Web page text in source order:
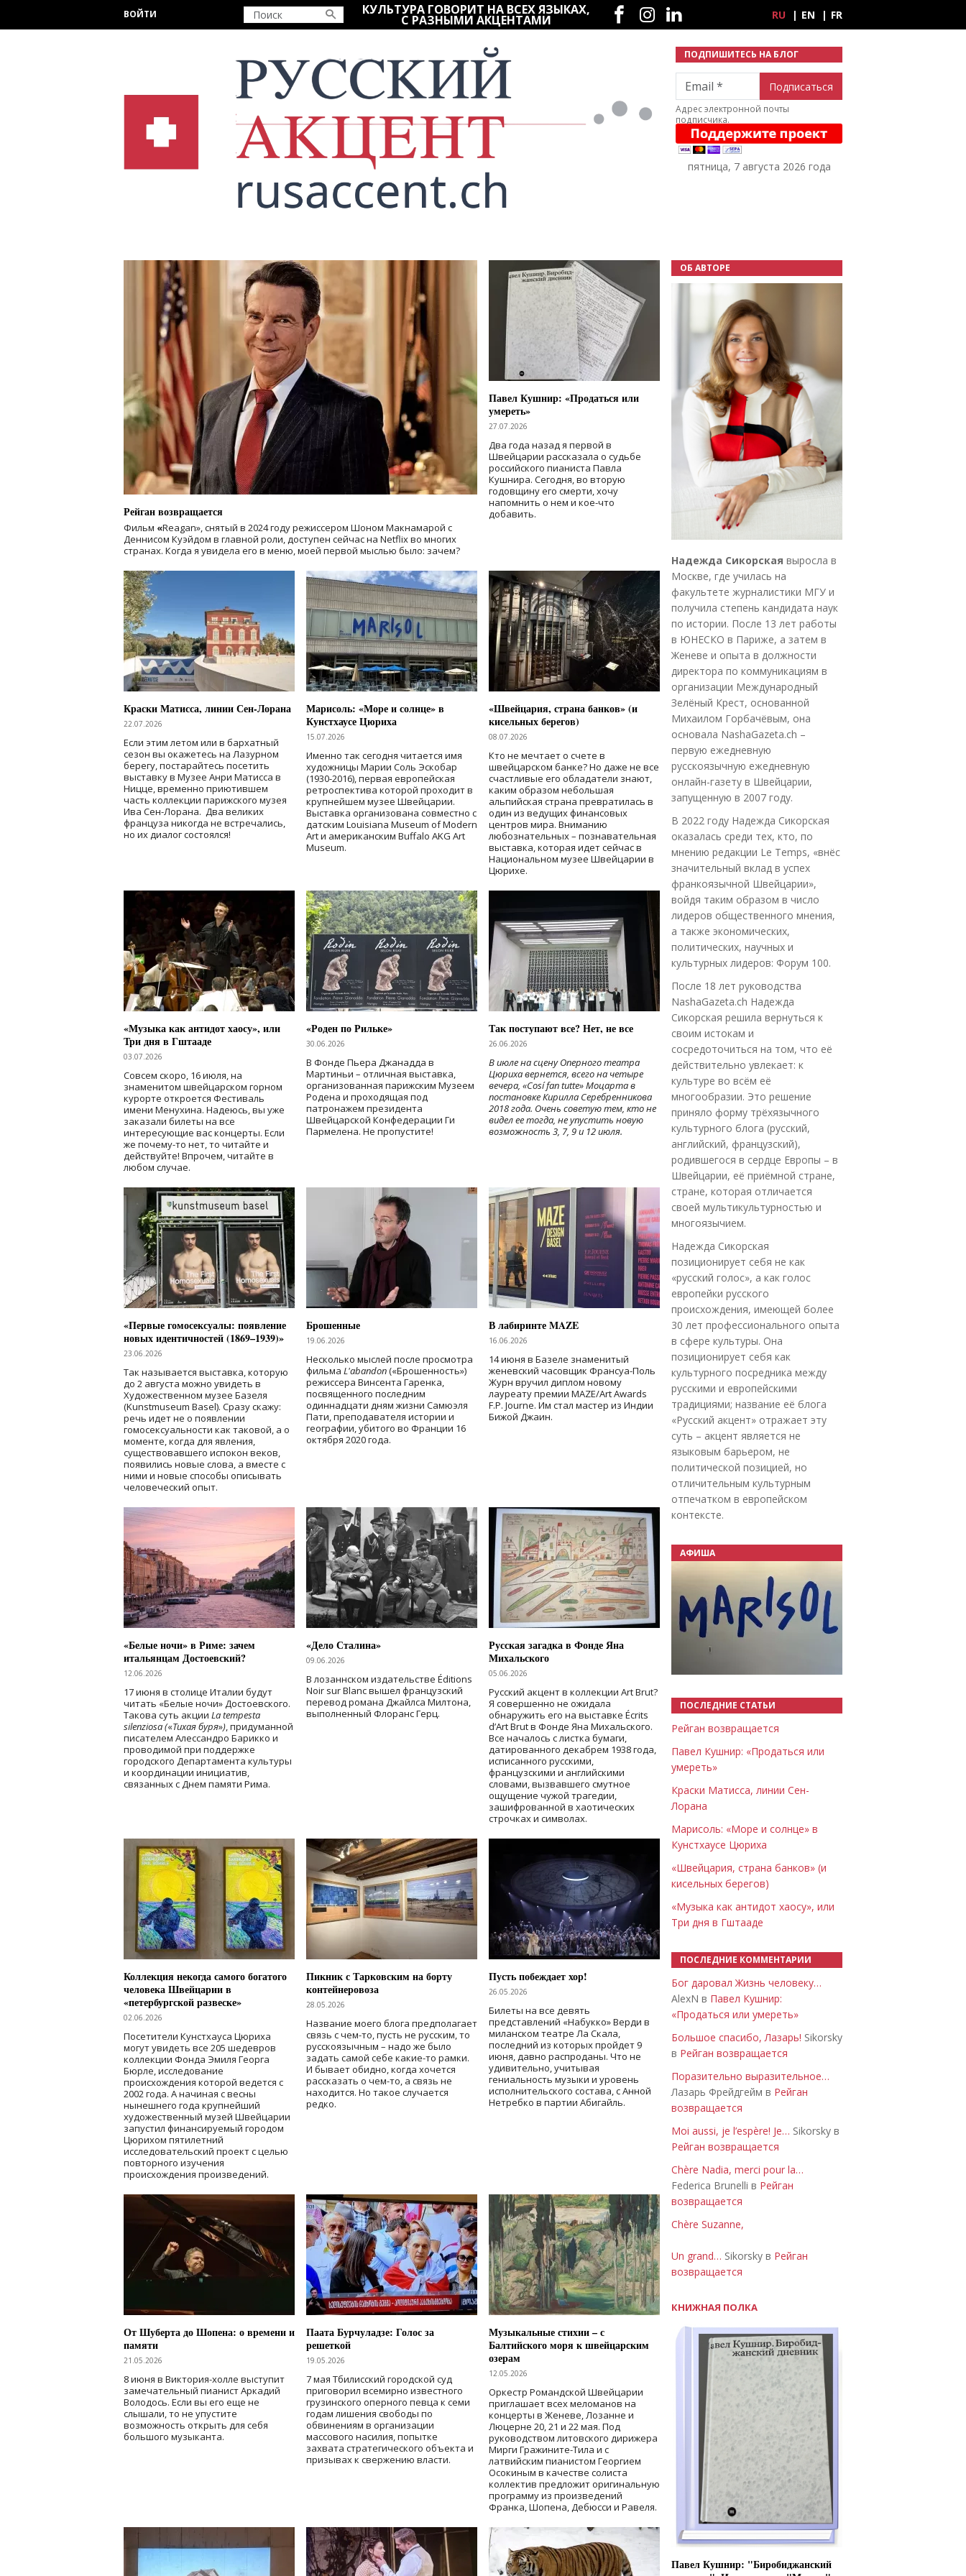
ВОЙТИ КУЛЬТУРА ГОВОРИТ НА ВСЕХ ЯЗЫКАХ,
С РАЗНЫМИ АКЦЕНТАМИ
Социальные сети
RU EN FR
ПОДПИШИТЕСЬ НА БЛОГ
Email
Адрес электронной почты
подписчика.
пятница, 7 августа 2026 года
Рейган возвращается
Фильм «Reagan», снятый в 2024 годурежиссером Шоном Макнамарой с
Деннисом Куэйдом в главной роли, доступен сейчас на Netflix во многих
странах. Когда я увидела его в меню, моей первой мыслью было: зачем?
Павел Кушнир: «Продаться или
умереть»
27.07.2026
Два года назад я первой в
Швейцарии рассказала о судьбе
российского пианиста Павла
Кушнира. Сегодня, во вторую
годовщину его смерти, хочу
напомнить о нем и кое-что
добавить.
Краски Матисса, линии Сен-Лорана
22.07.2026
Если этим летом или в бархатный
сезон вы окажетесь на Лазурном
берегу, постарайтесь посетить
выставку в Музее Анри Матисса в
Ницце, временно приютившем
часть коллекции парижского музея
Ива Сен-Лорана. Два великих
француза никогда не встречались,
но их диалог состоялся!
Марисоль: «Море и солнце» в
Кунстхаусе Цюриха
15.07.2026
Именно так сегодня читается имя
художницы Марии Соль Эскобар
(1930-2016), первая европейская
ретроспектива которой проходит в
крупнейшем музее Швейцарии.
Выставка организована совместно с
датским Louisiana Museum of Modern
Art и американским Buffalo AKG Art
Museum.
«Швейцария, страна банков» (и
кисельных берегов)
08.07.2026
Кто не мечтает о счете в
швейцарском банке? Но даже не все
счастливые его обладатели знают,
каким образом небольшая
альпийская страна превратилась в
один из ведущих финансовых
центров мира. Вниманию
любознательных – познавательная
выставка, которая идет сейчас в
Национальном музее Швейцарии в
Цюрихе.
«Музыка как антидот хаосу», или
Три дня в Гштааде
03.07.2026
Совсем скоро, 16 июля, на
знаменитом швейцарском горном
курорте откроется Фестиваль
имени Менухина. Надеюсь, вы уже
заказали билеты на все
интересующие вас концерты. Если
же почему-то нет, то читайте и
действуйте! Впрочем, читайте в
любом случае.
«Роден по Рильке»
30.06.2026
В Фонде Пьера Джанадда в
Мартиньи – отличная выставка,
организованная парижским Музеем
Родена и проходящая под
патронажем президента
Швейцарской Конфедерации Ги
Пармелена. Не пропустите!
Так поступают все? Нет, не все
26.06.2026
В июле на сцену Оперного театра
Цюриха вернется, всего на четыре
вечера, «Cosí fan tutte» Моцарта в
постановке Кирилла Серебренникова
2018 года. Очень советую тем, кто не
видел ее тогда, не упустить новую
возможность 3, 7, 9 и 12 июля.
«Первые гомосексуалы: появление
новых идентичностей (1869–1939)»
23.06.2026
Так называется выставка, которую
до 2 августа можно увидеть в
Художественном музее Базеля
(Kunstmuseum Basel). Сразу скажу:
речь идет не о появлении
гомосексуальности как таковой, а о
моменте, когда для явления,
существовавшего испокон веков,
появились новые слова, а вместе с
ними и новые способы описывать
человеческий опыт.
Брошенные
19.06.2026
Несколько мыслей после просмотра
фильма L'abandon(«Брошенность»)
режиссера Винсента Гаренка,
посвященного последним
одиннадцати дням жизни Самюэля
Пати, преподавателя истории и
географии, убитого во Франции 16
октября 2020 года.
В лабиринте MAZE
16.06.2026
14 июня в Базеле знаменитый
женевский часовщик Франсуа-Поль
Журн вручил диплом новому
лауреату премии MAZE/Art Awards
F.P. Journe. Им стал мастер из Индии
Бижой Джаин.
«Белые ночи» в Риме: зачем
итальянцам Достоевский?
12.06.2026
17 июня в столице Италии будут
читать «Белые ночи» Достоевского.
Такова суть акции La tempesta
silenziosa («Тихая буря»), придуманной
писателем Алессандро Барикко и
проводимой при поддержке
городского Департамента культуры
и координации инициатив,
связанных с Днем памяти Рима.
«Дело Сталина»
09.06.2026
В лозаннском издательстве Éditions
Noir sur Blanc вышел французский
перевод романа Джайлса Милтона,
выполненный Флоранс Герц.
Русская загадка в Фонде Яна
Михальского
05.06.2026
Русский акцент в коллекции Art Brut?
Я совершенно не ожидала
обнаружить его на выставке Écrits
d’Art Brut в Фонде Яна Михальского.
Все началось с листка бумаги,
датированного декабрем 1938 года,
исписанного русскими,
французскими и английскими
словами, вызвавшего смутное
ощущение чужой трагедии,
зашифрованной в хаотических
строчках и символах.
Коллекция некогда самого богатого
человека Швейцарии в
«петербургской развеске»
02.06.2026
Посетители Кунстхауса Цюриха
могут увидеть все 205 шедевров
коллекции Фонда Эмиля Георга
Бюрле, исследование
происхождения которой ведется с
2002 года. А начиная с весны
нынешнего года крупнейший
художественный музей Швейцарии
запустил финансируемый городом
Цюрихом пятилетний
исследовательский проект с целью
повторного изучения
происхождения произведений.
Пикник с Тарковским на борту
контейнеровоза
28.05.2026
Название моего блога предполагает
связь с чем-то, пусть не русским, то
русскоязычным – надо же было
задать самой себе какие-то рамки.
И бывает обидно, когда хочется
рассказать о чем-то, а связь не
находится. Но такое случается
редко.
Пусть побеждает хор!
26.05.2026
Билеты на все девять
представлений «Набукко» Верди в
миланском театре Ла Скала,
последний из которых пройдет 9
июня, давно распроданы. Что не
удивительно, учитывая
гениальность музыки и уровень
исполнительского состава, с Анной
Нетребко в партии Абигайль.
От Шуберта до Шопена: о времени и
памяти
21.05.2026
8 июня в Виктория-холле выступит
замечательный пианист Аркадий
Володось. Если вы его еще не
слышали, то не упустите
возможность открыть для себя
большого музыканта.
Паата Бурчуладзе: Голос за
решеткой
19.05.2026
7 мая Тбилисский городской суд
приговорил всемирно известного
грузинского оперного певца к семи
годам лишения свободы по
обвинениям в организации
массового насилия, попытке
захвата стратегического объекта и
призывах к свержению власти.
Музыкальные стихии – с
Балтийского моря к швейцарским
озерам
12.05.2026
Оркестр Романдской Швейцарии
приглашает всех меломанов на
концерты в Женеве, Лозанне и
Люцерне 20, 21 и 22 мая. Под
руководством литовского дирижера
Мирги Гражините-Тила и с
латвийским пианистом Георгием
Осокиным в качестве солиста
коллектив предложит оригинальную
программу из произведений
Франка, Шопена, Дебюсси и Равеля.
ОБ АВТОРЕ
Надежда Сикорская выросла в
Москве, где училась на
факультете журналистики МГУ и
получила степень кандидата наук
по истории. После 13 лет работы
в ЮНЕСКО в Париже, а затем в
Женеве и опыта в должности
директора по коммуникациям в
организации Международный
Зелёный Крест, основанной
Михаилом Горбачёвым, она
основала NashaGazeta.ch –
первую ежедневную
русскоязычную ежедневную
онлайн-газету в Швейцарии,
запущенную в 2007 году.
В 2022 году Надежда Сикорская
оказалась среди тех, кто, по
мнению редакции Le Temps, «внёс
значительный вклад в успех
франкоязычной Швейцарии»,
войдя таким образом в число
лидеров общественного мнения,
а также экономических,
политических, научных и
культурных лидеров: Форум 100.
После 18 лет руководства
NashaGazeta.ch Надежда
Сикорская решила вернуться к
своим истокам и
сосредоточиться на том, что её
действительно увлекает: к
культуре во всём её
многообразии. Это решение
приняло форму трёхязычного
культурного блога (русский,
английский, французский),
родившегося в сердце Европы – в
Швейцарии, её приёмной стране,
стране, которая отличается
своей мультикультурностью и
многоязычием.
Надежда Сикорская
позиционирует себя не как
«русский голос», а как голос
европейки русского
происхождения, имеющей более
30 лет профессионального опыта
в сфере культуры. Она
позиционирует себя как
культурного посредника между
русскими и европейскими
традициями; название её блога
«Русский акцент» отражает эту
суть – акцент является не
языковым барьером, не
политической позицией, но
отличительным культурным
отпечатком в европейском
контексте.
АФИША
ПОСЛЕДНИЕ СТАТЬИ
Рейган возвращается
Павел Кушнир: «Продаться или
умереть»
Краски Матисса, линии Сен-
Лорана
Марисоль: «Море и солнце» в
Кунстхаусе Цюриха
«Швейцария, страна банков» (и
кисельных берегов)
«Музыка как антидот хаосу», или
Три дня в Гштааде
ПОСЛЕДНИЕ КОММЕНТАРИИ
Бог даровал Жизнь человеку…
AlexN в Павел Кушнир:
«Продаться или умереть»
Большое спасибо, Лазарь! Sikorsky
в Рейган возвращается
Поразительно выразительное…
Лазарь Фрейдгейм в Рейган
возвращается
Moi aussi, je l’espère! Je… Sikorsky в
Рейган возвращается
Chère Nadia, merci pour la…
Federica Brunelli в Рейган
возвращается
Chère Suzanne,
Un grand… Sikorsky в Рейган
возвращается
КНИЖНАЯ ПОЛКА
Павел Кушнир: "Биробиджанский